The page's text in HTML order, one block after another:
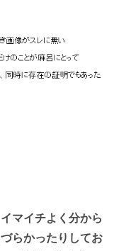
マイチよく分から
らかったりしてお